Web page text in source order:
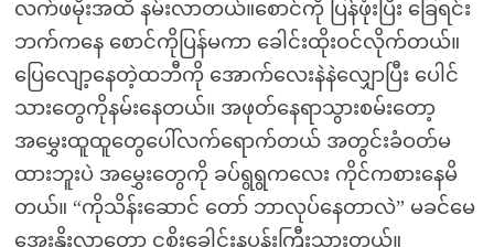
လက်ဖမိုးအထိ နမ်းလာတယ်။စောင်ကို ပြန်ဖုံးပြီး ခြေရင်း
ဘက်ကနေ စောင်ကိုပြန်မကာ ခေါင်းထိုးဝင်လိုက်တယ်။
ပြေလျော့နေတဲ့ထဘီကို အောက်လေးနဲနဲလျှောပြီး ပေါင်
သားတွေကိုနမ်းနေတယ်။ အဖုတ်နေရာသွားစမ်းတော့
အမွှေးထူထူတွေပေါ်လက်ရောက်တယ် အတွင်းခံဝတ်မ
ထားဘူးပဲ အမွှေးတွေကို ခပ်ရွရွကလေး ကိုင်ကစားနေမိ
တယ်။ “ကိုသိန်းဆောင် တော် ဘာလုပ်နေတာလဲ” မခင်မေ
အေးနိုးလာတော့ ငစိုးခေါင်းနပန်းကြီးသွားတယ်။